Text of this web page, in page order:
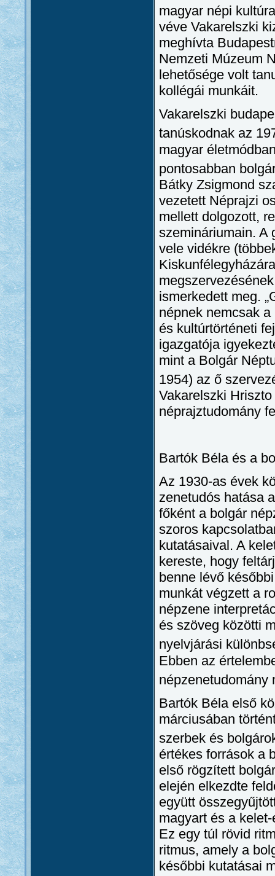
magyar népi
véve Vakarelszki
meghívta
Nemzeti Múzeum
lehetősége volt
kollégái munkáit.
Vakarelszki
tanúskodnak az
magyar
pontosabban
Bátky Zsigmond
vezetett Néprajzi
mellett dolgozott,
szemináriumain. A
vele vidékre
ismerkedett meg.
népnek nemcsak
és kultúrtörténeti
igazgatója
mint a Bolgár
1954) az ő
Vakarelszki
néprajztudomány
Bartók Béla és a
Az 1930-as évek
zenetudós hatása
főként a bolgár
szoros
kutatásaival. A
kereste, hogy
benne lévő
munkát végzett a
népzene
és szöveg közötti
nyelvjárási
Ebben az
népzenetudomány
Bartók Béla első
márciusában
szerbek és
értékes források a
első rögzített
elején elkezdte
együtt
magyart és a
Ez egy túl rövid
ritmus, amely a
későbbi kutatásai